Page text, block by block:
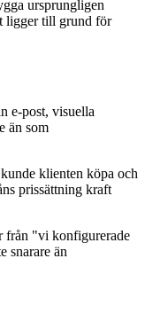
ursprungligen
ligger till grund för
e-post, visuella
än som
klienten köpa och
prissättning kraft
från "vi konfigurerade
snarare än